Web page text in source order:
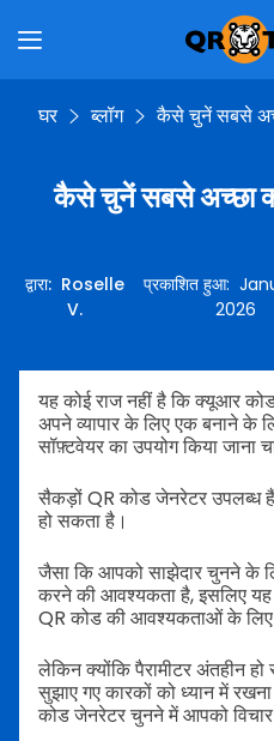
घर ब्लॉग कैसे चुनें सबसे
कैसे चुनें सबसे अच्छा
द्वारा: Roselle
V.
प्रकाशित हुआ:
2026
यह कोई राज नहीं है कि क्यूआर
अपने व्यापार के लिए एक बनाने
सॉफ़्टवेयर का उपयोग किया जाना
सैकड़ों QR कोड जेनरेटर उपलब्ध
हो सकता है।
जैसा कि आपको साझेदार चुनने के
करने की आवश्यकता है, इसलिए
QR कोड की आवश्यकताओं के
लेकिन क्योंकि पैरामीटर अंतहीन
सुझाए गए कारकों को ध्यान में
कोड जेनरेटर चुनने में आपको विचार